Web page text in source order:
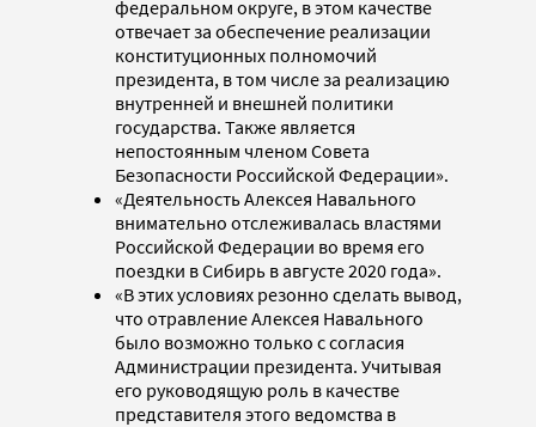
федеральном округе, в этом качестве
отвечает за обеспечение реализации
конституционных полномочий
президента, в том числе за реализацию
внутренней и внешней политики
государства. Также является
непостоянным членом Совета
Безопасности Российской Федерации».
«Деятельность Алексея Навального
внимательно отслеживалась властями
Российской Федерации во время его
поездки в Сибирь в августе 2020 года».
«В этих условиях резонно сделать вывод,
что отравление Алексея Навального
было возможно только с согласия
Администрации президента. Учитывая
его руководящую роль в качестве
представителя этого ведомства в